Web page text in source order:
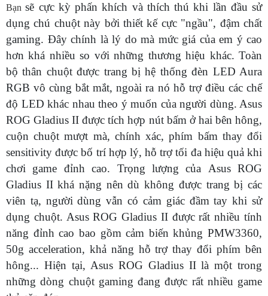
Bạnsẽ cực kỳ phấn khích và thích thú khi lần đầu sử
dụng chú chuột này bởi thiết kế cực "ngầu", đậm chất
gaming. Đây chính là lý do mà mức giá của em ý cao
hơn khá nhiều so với những thương hiệu khác. Toàn
bộ thân chuột được trang bị hệ thống đèn LED Aura
RGB vô cùng bắt mắt, ngoài ra nó hỗ trợ điều các chế
độ LED khác nhau theo ý muốn của người dùng. Asus
ROG Gladius II được tích hợp nút bấm ở hai bên hông,
cuộn chuột mượt mà, chính xác, phím bấm thay đổi
sensitivity được bố trí hợp lý, hỗ trợ tối đa hiệu quả khi
chơi game đỉnh cao. Trọng lượng của Asus ROG
Gladius II khá nặng nên dù không được trang bị các
viên tạ, người dùng vẫn có cảm giác đầm tay khi sử
dụng chuột. Asus ROG Gladius II được rất nhiều tính
năng đỉnh cao bao gồm cảm biến khủng PMW3360,
50g acceleration, khả năng hỗ trợ thay đổi phím bên
hông... Hiện tại, Asus ROG Gladius II là một trong
những dòng chuột gaming đang được rất nhiều game